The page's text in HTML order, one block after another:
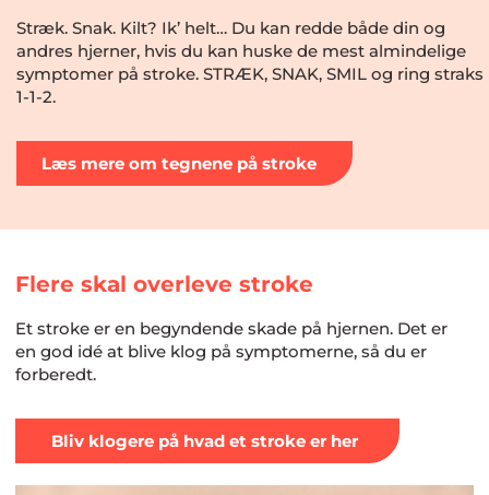
Stræk. Snak. Kilt? Ik’ helt… Du kan redde både din og
andres hjerner, hvis du kan huske de mest almindelige
symptomer på stroke. STRÆK, SNAK, SMIL og ring straks
1-1-2.
Læs mere om tegnene på stroke
Flere skal overleve stroke
Et stroke er en begyndende skade på hjernen. Det er
en god idé at blive klog på symptomerne, så du er
forberedt.
Bliv klogere på hvad et stroke er her